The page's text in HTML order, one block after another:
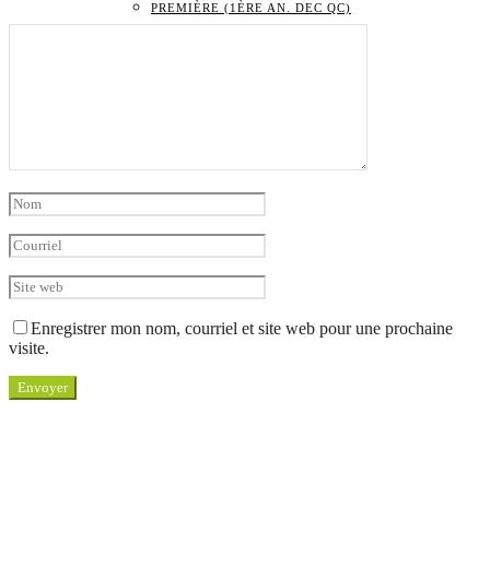
PREMIÈRE (1ÈRE AN. DEC QC)
Enregistrer mon nom, courriel et site web pour une prochaine
visite.